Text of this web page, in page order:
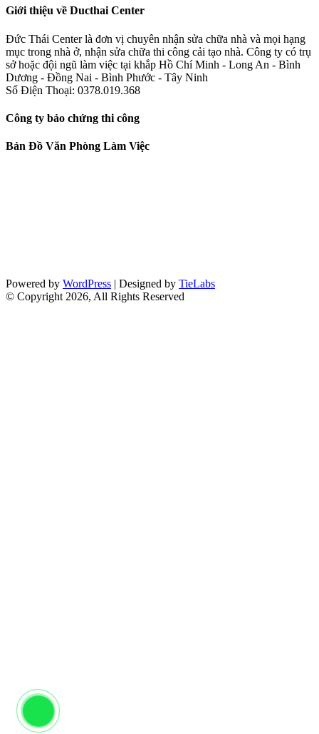
Giới thiệu về Ducthai Center
Đức Thái Center là đơn vị chuyên nhận sửa chữa nhà và mọi hạng
mục trong nhà ở, nhận sửa chữa thi công cải tạo nhà. Công ty có trụ
sở hoặc đội ngũ làm việc tại khắp Hồ Chí Minh - Long An - Bình
Dương - Đồng Nai - Bình Phước - Tây Ninh
Số Điện Thoại: 0378.019.368
Công ty bảo chứng thi công
Bản Đồ Văn Phòng Làm Việc
Powered by WordPress | Designed by TieLabs
© Copyright 2026, All Rights Reserved